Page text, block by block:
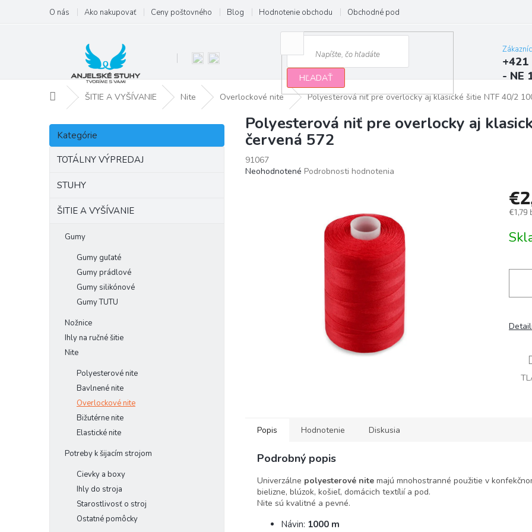
obsah
O nás Ako nakupovať Ceny poštovného Blog Hodnotenie obchodu Obchodné podmienky
HĽADAŤ
+421
- NE
DomovŠITIE A VYŠÍVANIE Nite Overlockové nite Polyesterová niť pre overlocky aj klasické šitie NTF 40/2
B
č
Preskočiť
kategórie
Kategórie
TOTÁLNY VÝPREDAJ
STUHY
ŠITIE A VYŠÍVANIE
Gumy
Gumy guľaté
Gumy prádlové
Gumy silikónové
Gumy TUTU
Nožnice
Ihly na ručné šitie
Nite
Polyesterové nite
Bavlnené nite
Overlockové nite
Bižutérne nite
Elastické nite
Potreby k šijacím strojom
Cievky a boxy
Ihly do stroja
Starostlivosť o stroj
Ostatné pomôcky
Polyesterová niť pre overlocky aj
červená 572
91067
Priemerné
Neohodnotené Podrobnosti hodnotenia
€1,79
cena:
Popis Hodnotenie Diskusia
Podrobný popis
Univerzálne polyesterové nite majú mnohostranné použitie v
bielizne, blúzok, košieľ, domácich textílií a pod.
Nite sú kvalitné a pevné.
Návin: 1000 m